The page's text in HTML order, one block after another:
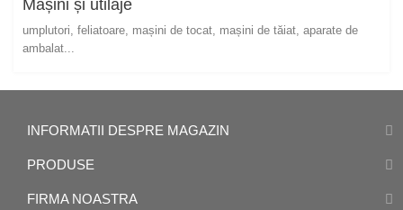
Mașini și utilaje
umplutori, feliatoare, mașini de tocat, mașini de tăiat, aparate de
ambalat...
INFORMATII DESPRE MAGAZIN
PRODUSE
FIRMA NOASTRA